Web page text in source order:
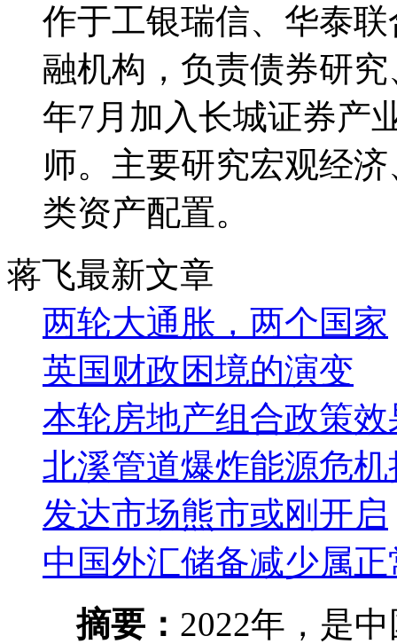
作于工银瑞信、华泰
融机构，负责债券研
年7月加入长城证券产
师。主要研究宏观经
类资产配置。
蒋飞最新文章
两轮大通胀，两个国家
英国财政困境的演变
本轮房地产组合政策
北溪管道爆炸能源危
发达市场熊市或刚开启
中国外汇储备减少属
摘要： 2022年，是